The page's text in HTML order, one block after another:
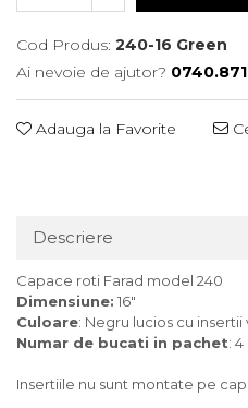
Cod Produs: 240-16 Green
Ai nevoie de ajutor?
Adauga la Favorite
Descriere
Capace roti Farad model 240
Dimensiune: 16"
Culoare: Negru lucios cu insertii
Numar de bucati in pachet: 4
Insertiile nu sunt montate pe